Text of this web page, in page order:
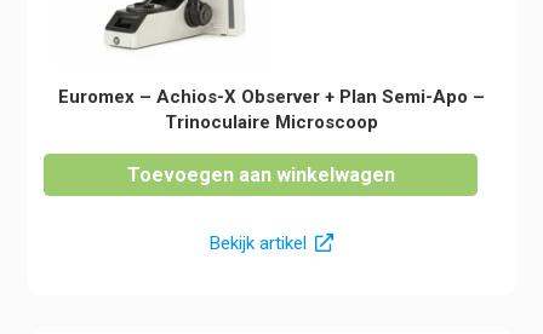
Euromex – Achios-X Observer + Plan Semi-Apo –
Trinoculaire Microscoop
Toevoegen aan winkelwagen
Bekijk artikel